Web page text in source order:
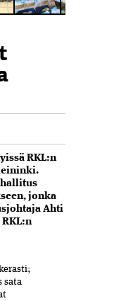
RKL:n
hallitus
jonka
Ahti
sata